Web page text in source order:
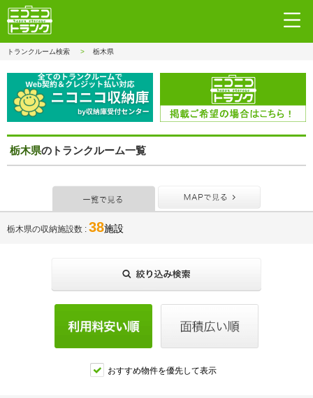
トランクルーム検索 栃木県
栃木県のトランクルーム一覧
栃木県の収納施設数 38施設
おすすめ物件を優先して表示